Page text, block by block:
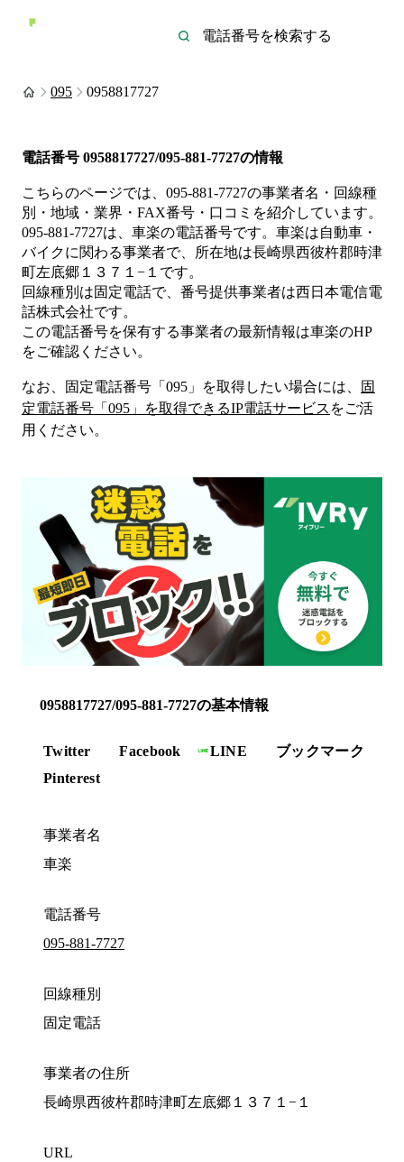
095 0958817727
電話番号 0958817727/095-881-7727の情報
こちらのページでは、 095-881-7727の事業者名・回線種
別・地域・業界・FAX番号・口コミを紹介しています。
095-881-7727は、 車楽の電話番号です。 車楽は自動車・
バイクに関わる事業者で、所在地は長崎県西彼杵郡時津
町左底郷１３７１−１ です。
回線種別は固定電話で、番号提供事業者は西日本電信電
話株式会社です。
この電話番号を保有する事業者の最新情報は車楽のHP
をご確認ください。
なお、固定電話番号「 095 」を取得したい場合には、
固
定電話番号「 095 」を取得できるIP電話サービス をご活
用ください。
0958817727/095-881-7727の基本情報
Twitter Facebook LINE
ブックマーク
Pinterest
事業者名
車楽
電話番号
095-881-7727
回線種別
固定電話
事業者の住所
長崎県西彼杵郡時津町左底郷１３７１−１
URL